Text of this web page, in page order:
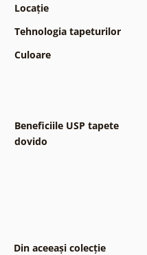
Locație
Tehnologia tapeturilor
Culoare
Beneficiile USP tapete
dovido
Din aceeași colecție